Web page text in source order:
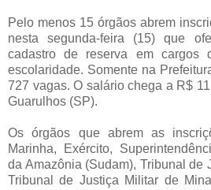
Pelo menos 15 órgãos abrem
nesta segunda-feira (15) que
cadastro de reserva em
escolaridade. Somente na
727 vagas. O salário chega a R$
Guarulhos (SP).
Os órgãos que abrem as
Marinha, Exército,
da Amazônia (Sudam), Tribunal de
Tribunal de Justiça Militar de